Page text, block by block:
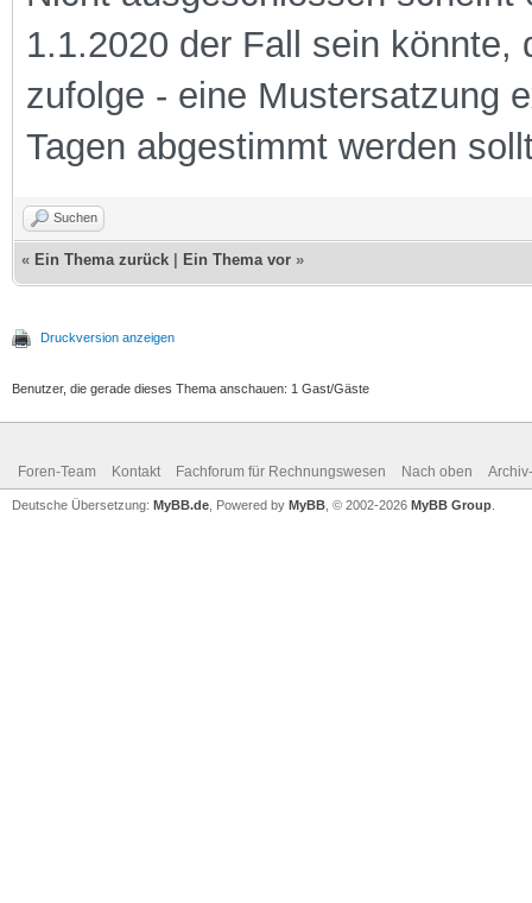
1.1.2020 der Fall sein könnte,
zufolge - eine Mustersatzung
Tagen abgestimmt werden
Suchen
« Ein Thema zurück Ein Thema vor »
Druckversion anzeigen
Benutzer, die gerade dieses Thema anschauen: 1 Gast/Gäste
Foren-Team Kontakt Fachforum für Rechnungswesen Nach oben
Deutsche Übersetzung: MyBB.de , Powered by MyBB , © 2002-2026 MyBB Group